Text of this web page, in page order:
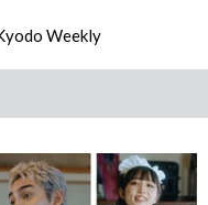
Weekly